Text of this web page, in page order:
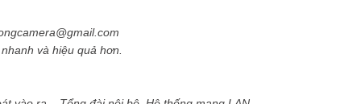
và hiệu quả hơn.